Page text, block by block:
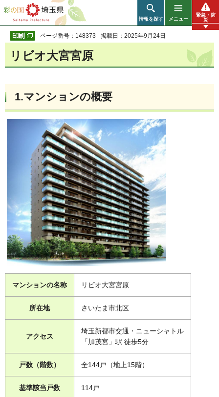
彩の国 埼玉県
情報を探す メニュー
緊急・防
災
ページ番号：148373 掲載日：2025年9月24日
リビオ大宮宮原
1.マンションの概要
マンションの名称 リビオ大宮宮原
所在地 さいたま市北区
アクセス
埼玉新都市交通・ニューシャトル
「加茂宮」駅 徒歩5分
戸数（階数） 全144戸（地上15階）
基準該当戸数 114戸